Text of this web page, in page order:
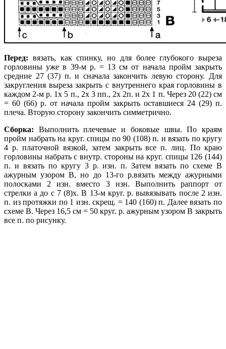
Перед: вязать, как спинку, но для более глубокого выреза
горловины уже в 39-м р. = 13 см от начала пройм закрыть
средние 27 (37) п. и сначала закончить левую сторону. Для
закругления выреза закрыть с внутреннего края горловины в
каждом 2-м р. 1х 5 п., 2х 3 пп., 2х 2п. и 2х 1 п. Через 20 (22) см
= 60 (66) р. от начала пройм закрыть оставшиеся 24 (29) п.
плеча. Вторую сторону закончить симметрично.
Сборка: Выполнить плечевые и боковые швы. По краям
пройм набрать на круг. спицы по 90 (108) п. и вязать по кругу
4 р. платочной вязкой, затем закрыть все п. лиц. По краю
горловины набрать с внутр. стороны на круг. спицы 126 (144)
п. и вязать по кругу 3 р. изн. п. Затем вязать по схеме В
ажурным узором В, но до 13-го р.вязать между ажурными
полосками 2 изн. вместо 3 изн. Выполнить раппорт от
стрелки а до с 7 (8)х. В 13-м круг. р. вывязывать после 2 изн.
п. из протяжки по 1 изн. скрещ. = 140 (160) п. Далее вязать по
схеме В. Через 16,5 см = 50 круг. р. ажурным узором В закрыть
все п. по рисунку.